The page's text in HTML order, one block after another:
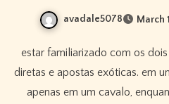
avadale5078 March
estar familiarizado com os dois tipos de apostas ?? apostas
diretas e apostas exóticas. em
apenas em um cavalo,